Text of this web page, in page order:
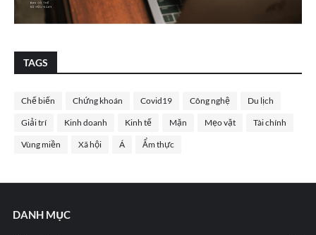
TAGS
Chế biến Chứng khoán Covid19 Công nghệ Du lịch
Giải trí Kinh doanh Kinh tế Mặn Mẹo vặt Tài chính
Vùng miền Xã hội Á Ẩm thực
DANH MỤC